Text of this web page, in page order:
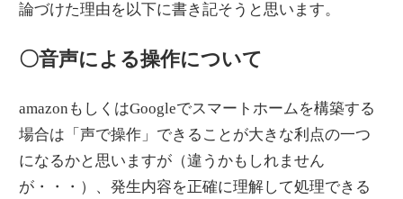
論づけた理由を以下に書き記そうと思います。
〇音声による操作について
amazonもしくはGoogleでスマートホームを構築する
場合は「声で操作」できることが大きな利点の一つ
になるかと思いますが（違うかもしれません
が・・・）、発生内容を正確に理解して処理できる